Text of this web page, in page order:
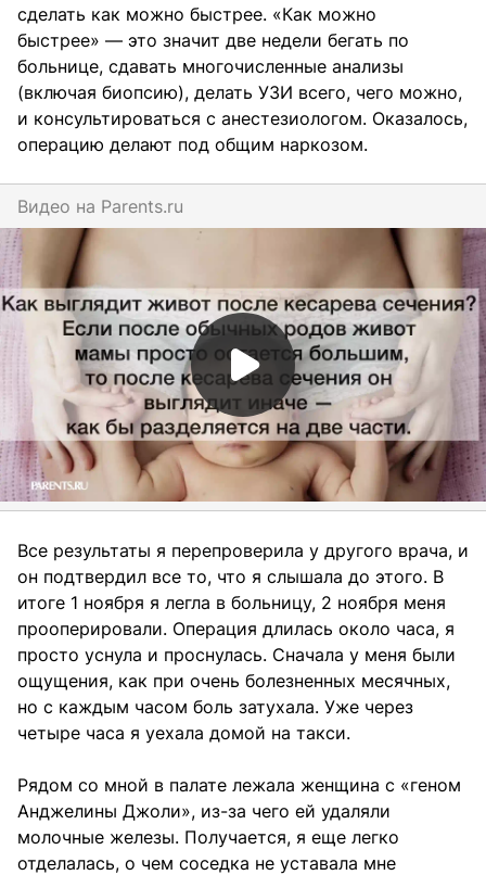
сделать как можно быстрее. «Как можно
быстрее» — это значит две недели бегать по
больнице, сдавать многочисленные анализы
(включая биопсию), делать УЗИ всего, чего можно,
и консультироваться с анестезиологом. Оказалось,
операцию делают под общим наркозом.
Видео на parents.ru
Все результаты я перепроверила у другого врача, и
он подтвердил все то, что я слышала до этого. В
итоге 1 ноября я легла в больницу, 2 ноября меня
прооперировали. Операция длилась около часа, я
просто уснула и проснулась. Сначала у меня были
ощущения, как при очень болезненных месячных,
но с каждым часом боль затухала. Уже через
четыре часа я уехала домой на такси.
Рядом со мной в палате лежала женщина с «геном
Анджелины Джоли», из-за чего ей удаляли
молочные железы. Получается, я еще легко
отделалась, о чем соседка не уставала мне